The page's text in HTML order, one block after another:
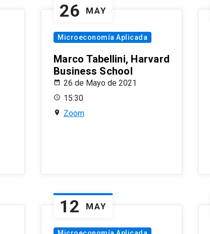
26 MAY
Microeconomía Aplicada
Marco Tabellini, Harvard
Business School
26 de Mayo de 2021
15:30
Zoom
12 MAY